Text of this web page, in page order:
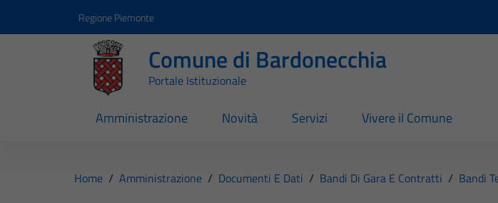
Regione Piemonte
Comune di Bardonecchia
Portale Istituzionale
Amministrazione Novità Servizi Vivere il Comune
Home / Amministrazione / Documenti E Dati / Bandi Di Gara E Contratti / Bandi